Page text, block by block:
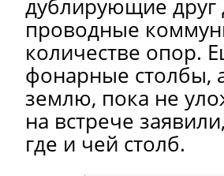
дублирующие друг
проводные
количестве опор.
фонарные столбы,
землю, пока не
на встрече
где и чей столб.